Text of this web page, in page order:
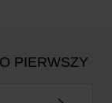
PIERWSZY